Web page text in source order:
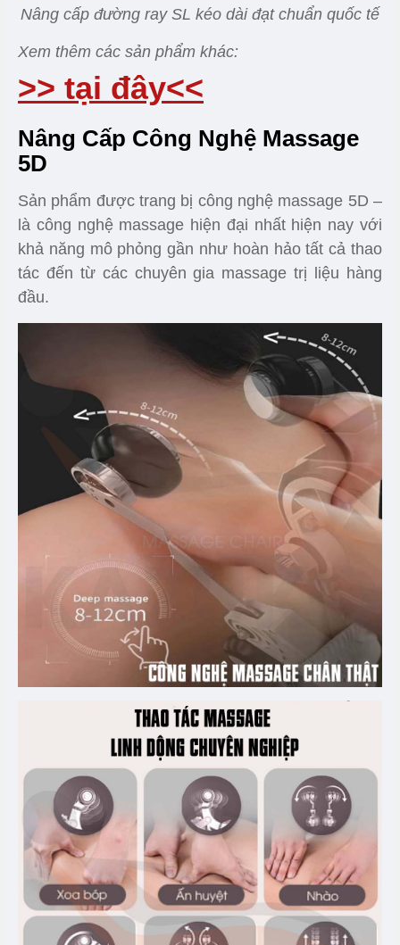
Nâng cấp đường ray SL kéo dài đạt chuẩn quốc tế
Xem thêm các sản phẩm khác:
>> tại đây<<
Nâng Cấp Công Nghệ Massage
5D
Sản phẩm được trang bị công nghệ massage 5D –
là công nghệ massage hiện đại nhất hiện nay với
khả năng mô phỏng gần như hoàn hảo tất cả thao
tác đến từ các chuyên gia massage trị liệu hàng
đầu.